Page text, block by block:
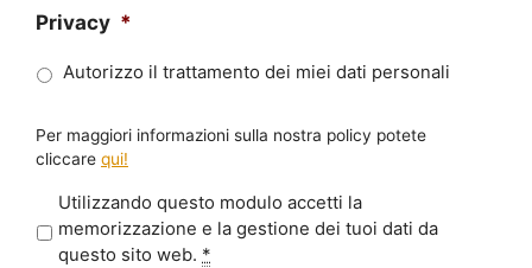
Privacy *
Autorizzo il trattamento dei miei dati personali
Per maggiori informazioni sulla nostra policy potete
cliccare qui!
r
Utilizzando questo modulo accetti la
memorizzazione e la gestione dei tuoi dati da
questo sito web. *